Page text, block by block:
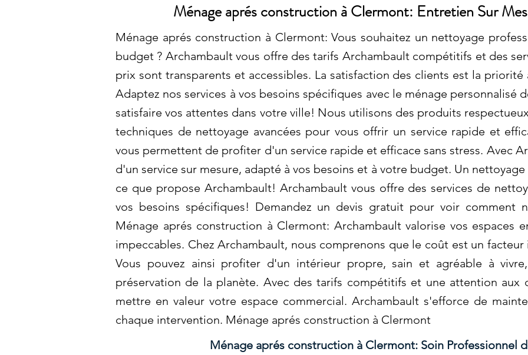
Ménage aprés construction à Clermont: Entretien Sur
Ménage aprés construction à Clermont: Vous souhaitez un nettoyage
budget ? Archambault vous offre des tarifs Archambault compétitifs et des
prix sont transparents et accessibles. La satisfaction des clients est la priorité
Adaptez nos services à vos besoins spécifiques avec le ménage personnalisé
satisfaire vos attentes dans votre ville! Nous utilisons des produits
techniques de nettoyage avancées pour vous offrir un service rapide et
vous permettent de profiter d'un service rapide et efficace sans stress. Avec
d'un service sur mesure, adapté à vos besoins et à votre budget. Un
ce que propose Archambault! Archambault vous offre des services de
vos besoins spécifiques! Demandez un devis gratuit pour voir comment
Ménage aprés construction à Clermont: Archambault valorise vos espaces
impeccables. Chez Archambault, nous comprenons que le coût est un
Vous pouvez ainsi profiter d'un intérieur propre, sain et agréable à
préservation de la planète. Avec des tarifs compétitifs et une attention aux
mettre en valeur votre espace commercial. Archambault s'efforce de
chaque intervention. Ménage aprés construction à Clermont
Ménage aprés construction à Clermont: Soin Professionnel